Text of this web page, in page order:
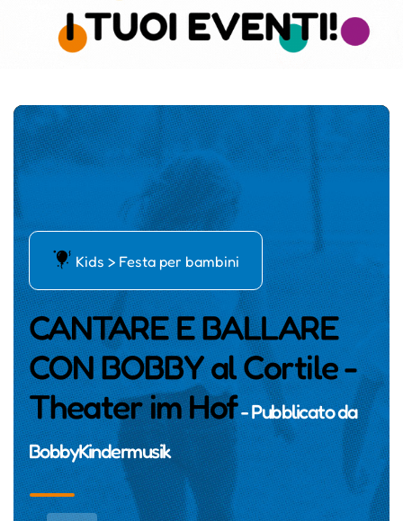
ń Kids > Festa per bambini
CANTARE E BALLARE
CON BOBBY al Cortile -
Theater im Hof- Pubblicato da
BobbyKindermusik